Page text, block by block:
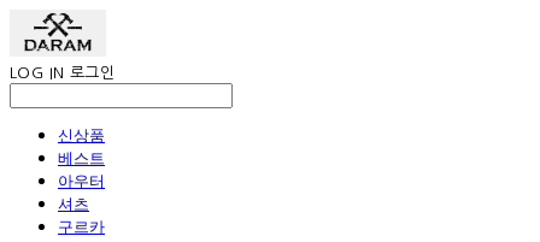
LOG IN 로그인
신상품
베스트
아우터
셔츠
구르카